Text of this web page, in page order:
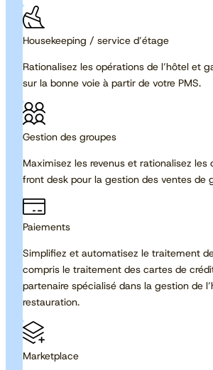
Housekeeping / service d’étage
Rationalisez les opérations de l’hôtel et
sur la bonne voie à partir de votre PMS.
Gestion des groupes
Maximisez les revenus et rationalisez les
front desk pour la gestion des ventes de
Paiements
Simplifiez et automatisez le traitement
compris le traitement des cartes de
partenaire spécialisé dans la gestion de
restauration.
Marketplace